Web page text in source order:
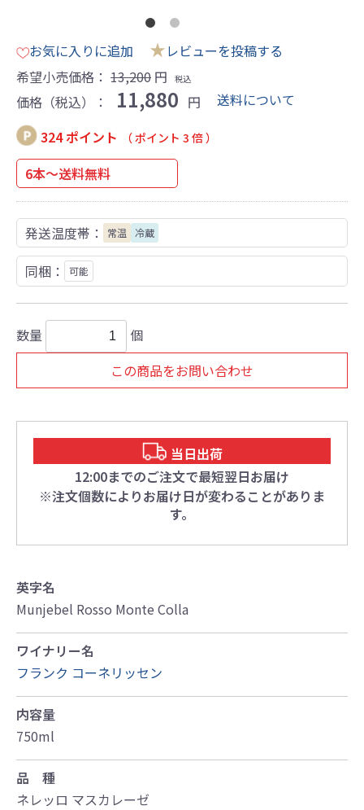
お気に入りに追加 ★レビューを投稿する
希望小売価格： 13,200 円 税込
価格（税込）： 11,880 円
送料について
324 ポイント
（ ポイント 3 倍 ）
6本～送料無料
発送温度帯： 常温 冷蔵
同梱： 可能
数量
個
この商品をお問い合わせ
当日出荷
12:00までのご注文で最短翌日お届け
※注文個数によりお届け日が変わることがありま
す。
英字名
Munjebel Rosso Monte Colla
ワイナリー名
フランク コーネリッセン
内容量
750ml
品 種
ネレッロ マスカレーゼ